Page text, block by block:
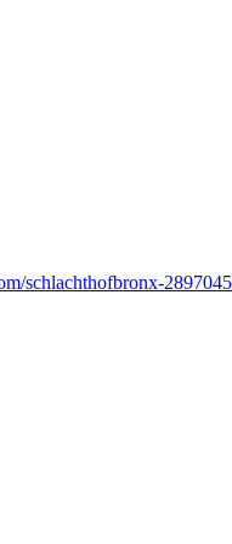
schlachthofbronx-